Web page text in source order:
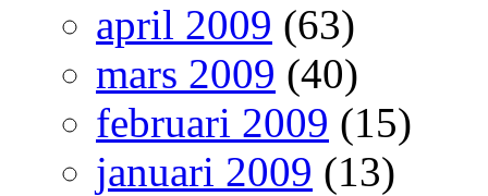
april 2009 (63)
mars 2009 (40)
februari 2009 (15)
januari 2009 (13)